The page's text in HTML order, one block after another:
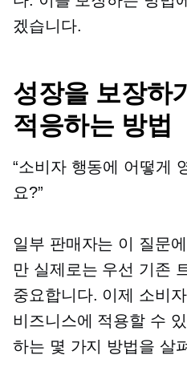
겠습니다.
성장을 보장하
적응하는 방법
“소비자 행동에 어떻게
요?”
일부 판매자는 이 질문
만 실제로는 우선 기존
중요합니다. 이제 소비
비즈니스에 적용할 수
하는 몇 가지 방법을 살